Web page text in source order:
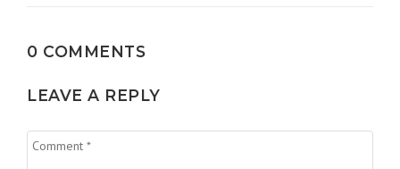
0 COMMENTS
LEAVE A REPLY